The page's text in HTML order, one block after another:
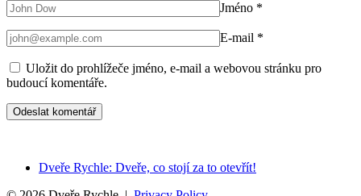
Jméno *
E-mail *
Uložit do prohlížeče jméno, e-mail a webovou stránku pro
budoucí komentáře.
Dveře Rychle: Dveře, co stojí za to otevřít!